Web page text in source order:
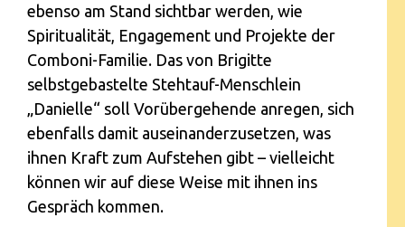
ebenso am Stand sichtbar werden, wie
Spiritualität, Engagement und Projekte der
Comboni-Familie. Das von Brigitte
selbstgebastelte Stehtauf-Menschlein
„Danielle“ soll Vorübergehende anregen, sich
ebenfalls damit auseinanderzusetzen, was
ihnen Kraft zum Aufstehen gibt – vielleicht
können wir auf diese Weise mit ihnen ins
Gespräch kommen.